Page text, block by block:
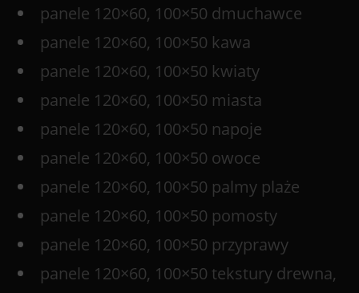
panele 120×60, 100×50 dmuchawce
panele 120×60, 100×50 kawa
panele 120×60, 100×50 kwiaty
panele 120×60, 100×50 miasta
panele 120×60, 100×50 napoje
panele 120×60, 100×50 owoce
panele 120×60, 100×50 palmy plaże
panele 120×60, 100×50 pomosty
panele 120×60, 100×50 przyprawy
panele 120×60, 100×50 tekstury drewna,